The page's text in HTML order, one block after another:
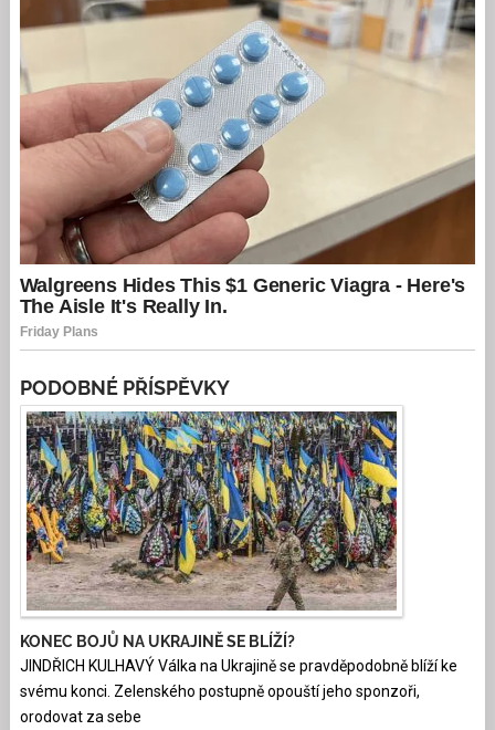
PODOBNÉ PŘÍSPĚVKY
KONEC BOJŮ NA UKRAJINĚ SE BLÍŽÍ?
JINDŘICH KULHAVÝ Válka na Ukrajině se pravděpodobně blíží ke
svému konci. Zelenského postupně opouští jeho sponzoři,
orodovat za sebe